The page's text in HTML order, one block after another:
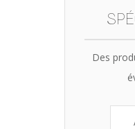
Des